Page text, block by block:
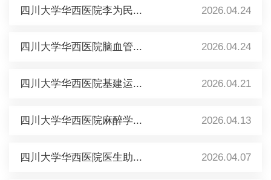
四川大学华西医院李为民... 2026.04.24
四川大学华西医院脑血管... 2026.04.24
四川大学华西医院基建运... 2026.04.21
四川大学华西医院麻醉学... 2026.04.13
四川大学华西医院医生助... 2026.04.07